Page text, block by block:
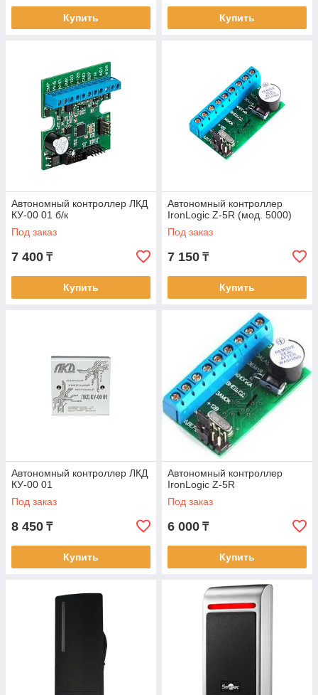
Купить Купить
Автономный контроллер ЛКД
КУ-00 01 б/к
Под заказ
7 400 ₸
Купить
Автономный контроллер
IronLogic Z-5R (мод. 5000)
Под заказ
7 150 ₸
Купить
Автономный контроллер ЛКД
КУ-00 01
Под заказ
8 450 ₸
Купить
Автономный контроллер
IronLogic Z-5R
Под заказ
6 000 ₸
Купить